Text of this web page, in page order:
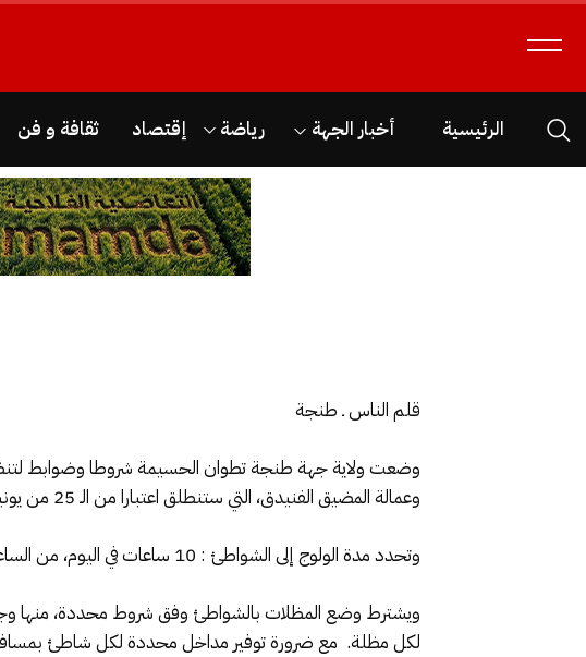
الرئيسية أخبار الجهة رياضة إقتصاد ثقافة و فن
قلم الناس ـ طنجة
وضعت ولاية جهة طنجة تطوان الحسيمة شروطا وضوابط
وعمالة المضيق الفنيدق، التي ستنطلق اعتبارا من الـ 25 من يونيو الجاري.
وتحدد مدة الولوج إلى الشواطئ : 10 ساعات في اليوم، من الساعة الثامنة صباحا إلى الساعة السادسة مساء.
ويشترط وضع المظلات بالشواطئ وفق شروط محددة، منها
لكل مظلة. مع ضرورة توفير مداخل محددة لكل شاطئ بمسافة لا تقل عن 2000 متر بين كل مدخل وآخر. ومنع عملية كراء الكراسي